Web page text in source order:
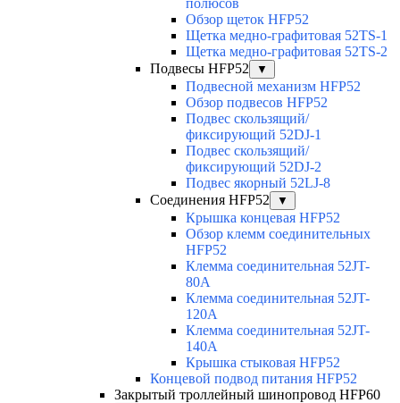
Обзор щеток HFP52
Щетка медно-графитовая 52TS-1
Щетка медно-графитовая 52TS-2
Подвесы HFP52
▼
Подвесной механизм HFP52
Обзор подвесов HFP52
Подвес скользящий/
фиксирующий 52DJ-1
Подвес скользящий/
фиксирующий 52DJ-2
Подвес якорный 52LJ-8
Соединения HFP52
▼
Крышка концевая HFP52
Обзор клемм соединительных
HFP52
Клемма соединительная 52JT-
80A
Клемма соединительная 52JT-
120A
Клемма соединительная 52JT-
140A
Крышка стыковая HFP52
Концевой подвод питания HFP52
Закрытый троллейный шинопровод HFP60